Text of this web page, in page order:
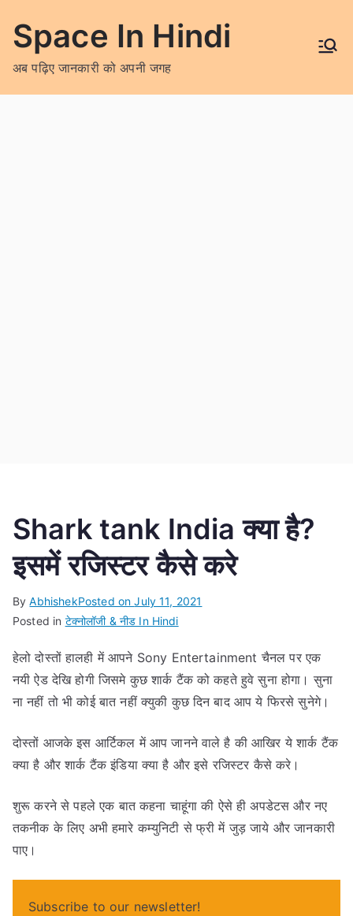
content
Space In Hindi
अब पढ़िए जानकारी को अपनी जगह
Shark tank India क्या है?
इसमें रजिस्टर कैसे करे
ByAbhishekPosted onJuly 11, 2021
Posted in टेक्नोलॉजी & नीड In Hindi
हेलो दोस्तों हालही में आपने Sony Entertainment चैनल पर एक
नयी ऐड देखि होगी जिसमे कुछ शार्क टैंक को कहते हुवे सुना होगा। सुना
ना नहीं तो भी कोई बात नहीं क्युकी कुछ दिन बाद आप ये फिरसे सुनेगे।
दोस्तों आजके इस आर्टिकल में आप जानने वाले है की आखिर ये शार्क टैंक
क्या है और शार्क टैंक इंडिया क्या है और इसे रजिस्टर कैसे करे।
शुरू करने से पहले एक बात कहना चाहूंगा की ऐसे ही अपडेटस और नए
तकनीक के लिए अभी हमारे कम्युनिटी से फ्री में जुड़ जाये और जानकारी
पाए।
Subscribe to our newsletter!